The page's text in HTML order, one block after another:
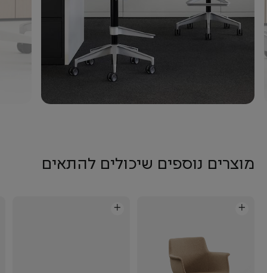
מוצרים נוספים שיכולים להתאים
+
+